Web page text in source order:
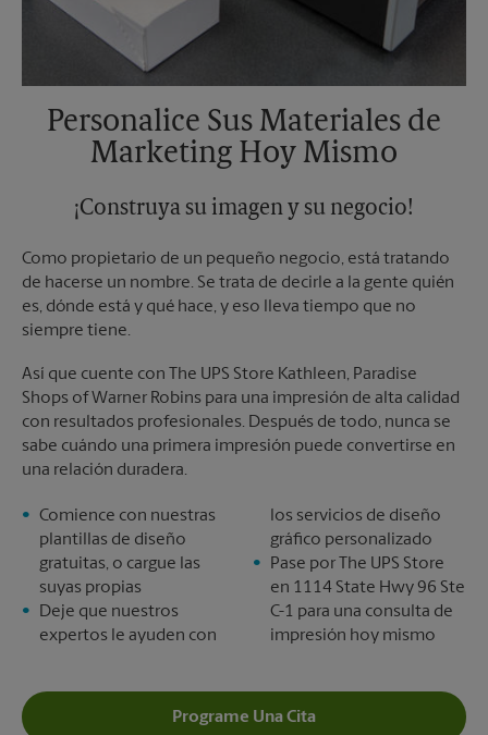
Personalice Sus Materiales de
Marketing Hoy Mismo
¡Construya su imagen y su negocio!
Como propietario de un pequeño negocio, está tratando
de hacerse un nombre. Se trata de decirle a la gente quién
es, dónde está y qué hace, y eso lleva tiempo que no
siempre tiene.
Así que cuente con The UPS Store Kathleen, Paradise
Shops of Warner Robins para una impresión de alta calidad
con resultados profesionales. Después de todo, nunca se
sabe cuándo una primera impresión puede convertirse en
una relación duradera.
Comience con nuestras
plantillas de diseño
gratuitas, o cargue las
suyas propias
Deje que nuestros
expertos le ayuden con
los servicios de diseño
gráfico personalizado
Pase por The UPS Store
en 1114 State Hwy 96 Ste
C-1 para una consulta de
impresión hoy mismo
Programe Una Cita